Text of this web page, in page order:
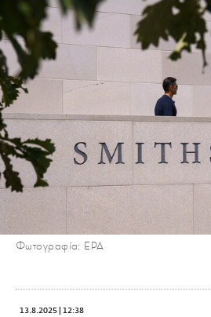
Φωτογραφία: EPA
13.8.2025 | 12:38